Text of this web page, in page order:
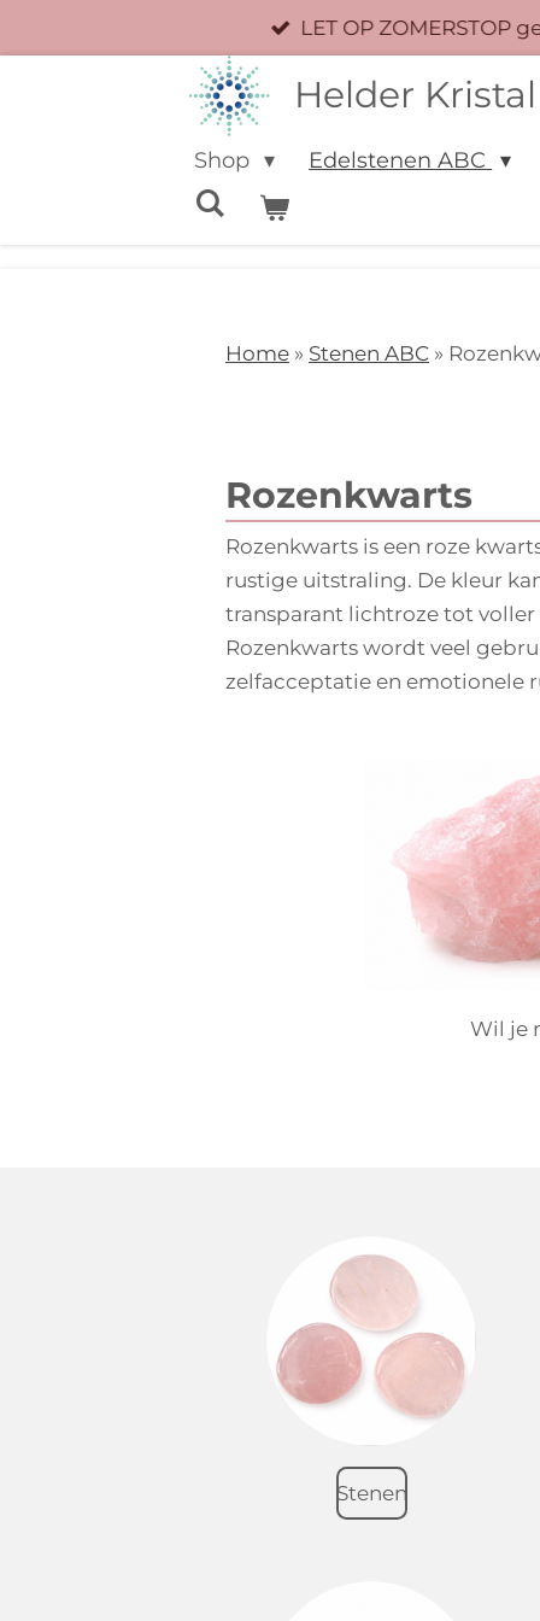
direct
LET OP ZOMERSTOP
Helder Kristal
Shop Edelstenen ABC
Home » Stenen ABC »
Rozenkwarts
Rozenkwarts is een roze
rustige uitstraling. De kleur
transparant lichtroze tot
Rozenkwarts wordt veel
zelfacceptatie en emotionele
Wil je
Stenen